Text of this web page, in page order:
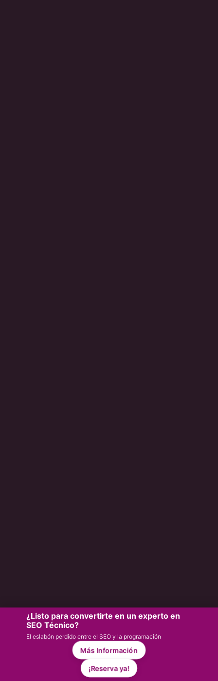
¿Listo para convertirte en un experto en
SEO Técnico?
El eslabón perdido entre el SEO y la programación
Más Información
¡Reserva ya!